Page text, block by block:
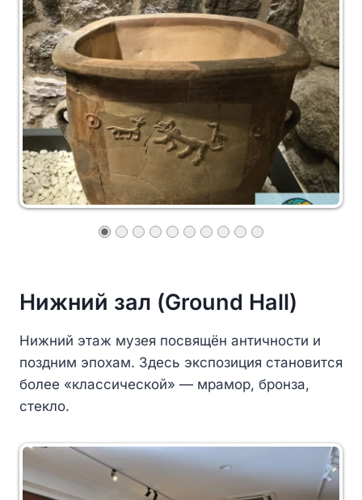
Нижний зал (Ground Hall)
Нижний этаж музея посвящён античности и
поздним эпохам. Здесь экспозиция становится
более «классической» — мрамор, бронза,
стекло.